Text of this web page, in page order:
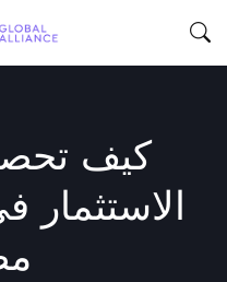
كيف
الاستثمار